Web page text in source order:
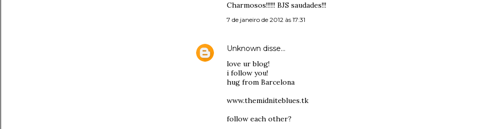
Charmosos!!!!!! BJS saudades!!!
7 de janeiro de 2012 às 17:31
Unknown disse…
love ur blog!
i follow you!
hug from Barcelona
www.themidniteblues.tk
follow each other?